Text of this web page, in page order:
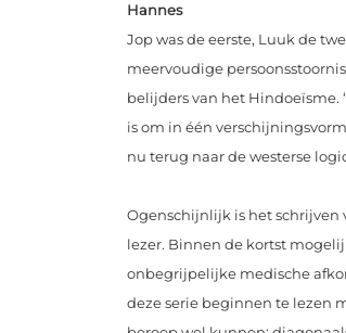
Jop was de eerste, Luuk de
meervoudige
belijders van het Hindoeïsme.
is om in één
nu terug naar de westerse
Ogenschijnlijk is het schrijven
lezer. Binnen de kortst
onbegrijpelijke medische
deze serie beginnen te lezen